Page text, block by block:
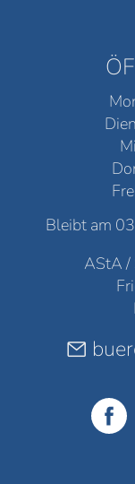
Bleibt am
AStA /